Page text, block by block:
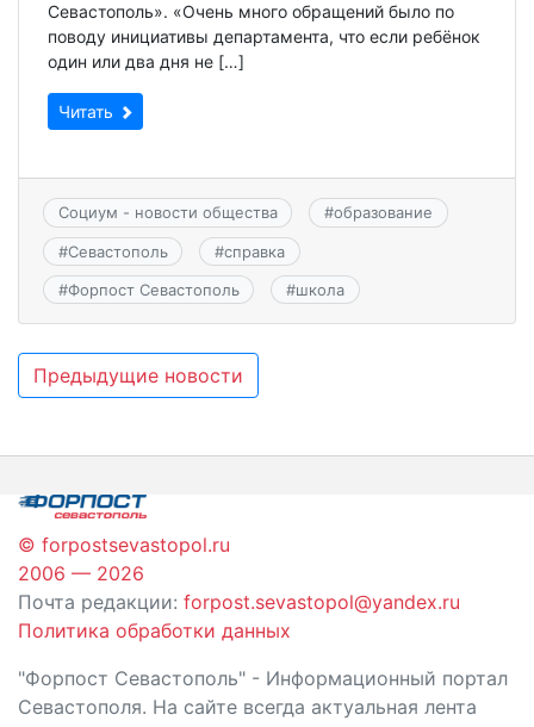
Севастополь». «Очень много обращений было по
поводу инициативы департамента, что если ребёнок
один или два дня не […]
Читать
Социум - новости общества #образование
#Севастополь #справка
#Форпост Севастополь #школа
Навигация
записям
Предыдущие новости
© forpostsevastopol.ru
2006 — 2026
Почта редакции: forpost.sevastopol@yandex.ru
Политика обработки данных
"Форпост Севастополь" - Информационный портал
Севастополя. На сайте всегда актуальная лента